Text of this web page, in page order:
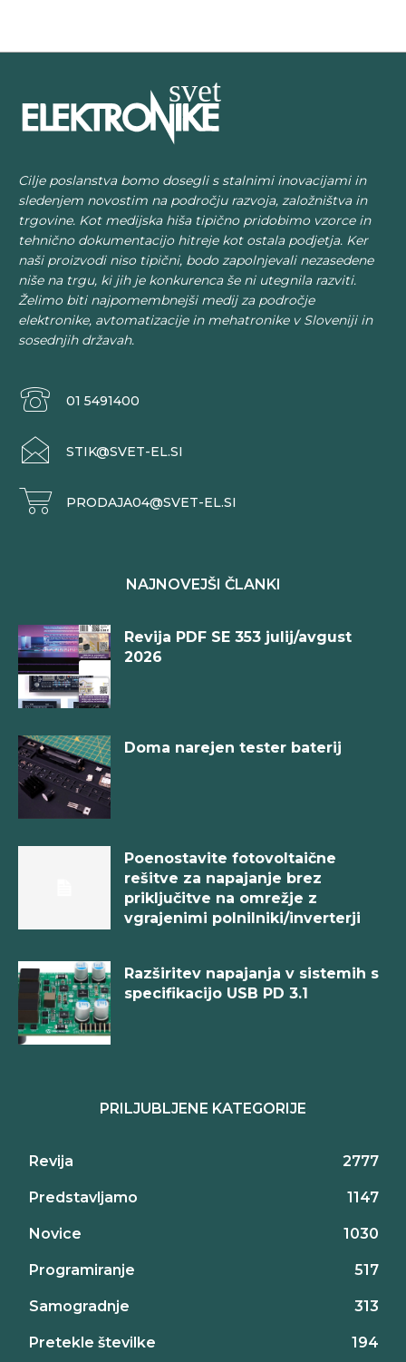
Cilje poslanstva bomo dosegli s stalnimi inovacijami in
sledenjem novostim na področju razvoja, založništva in
trgovine. Kot medijska hiša tipično pridobimo vzorce in
tehnično dokumentacijo hitreje kot ostala podjetja. Ker
naši proizvodi niso tipični, bodo zapolnjevali nezasedene
niše na trgu, ki jih je konkurenca še ni utegnila razviti.
Želimo biti najpomembnejši medij za področje
elektronike, avtomatizacije in mehatronike v Sloveniji in
sosednjih državah.
01 5491400
STIK@SVET-EL.SI
PRODAJA04@SVET-EL.SI
NAJNOVEJŠI ČLANKI
Revija PDF SE 353 julij/avgust
2026
Doma narejen tester baterij
Poenostavite fotovoltaične
rešitve za napajanje brez
priključitve na omrežje z
vgrajenimi polnilniki/inverterji
Razširitev napajanja v sistemih s
specifikacijo USB PD 3.1
PRILJUBLJENE KATEGORIJE
Revija 2777
Predstavljamo 1147
Novice 1030
Programiranje 517
Samogradnje 313
Pretekle številke 194